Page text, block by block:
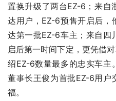
置换升级了两台EZ-6；来自
达用户，EZ-6预售开启后，
达第一批EZ-6车主；来自四
启后第一时间下定，更凭借
绍EZ-6数量最多的忠实车主
董事长王俊为首批EZ-6用户
福。